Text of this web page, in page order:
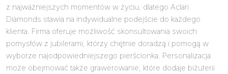
z najważniejszych momentów w życiu, dlatego Aclari
Diamonds stawia na indywidualne podejście do każdego
klienta. Firma oferuje możliwość skonsultowania swoich
pomysłów z jubilerami, którzy chętnie doradzą i pomogą w
wyborze najodpowiedniejszego pierścionka. Personalizacja
może obejmować także grawerowanie, które dodaje biżuterii